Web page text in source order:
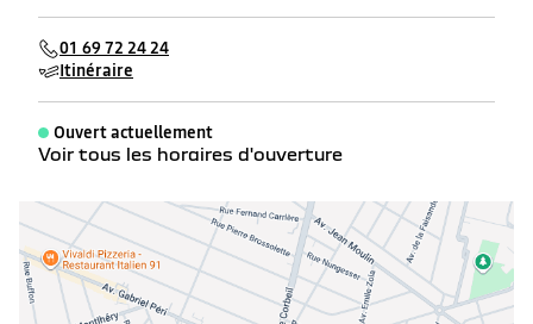
01 69 72 24 24
Itinéraire
Ouvert actuellement
Voir tous les horaires d'ouverture
mardi
07:30 - 12:00
13:30 - 19:00
mercredi
07:30 - 12:0013:30 - 19:00
jeudi
07:30 - 12:00
13:30 - 19:00
vendredi
07:30 - 12:0013:30 - 19:00
samedi
08:00 - 12:0014:00 - 18:00
dimanche
Fermé